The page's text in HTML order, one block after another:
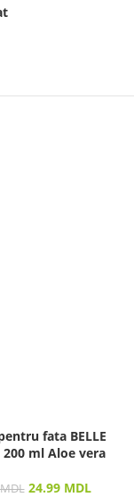
fata BELLE
200 ml Aloe vera
MDL 24.99 MDL